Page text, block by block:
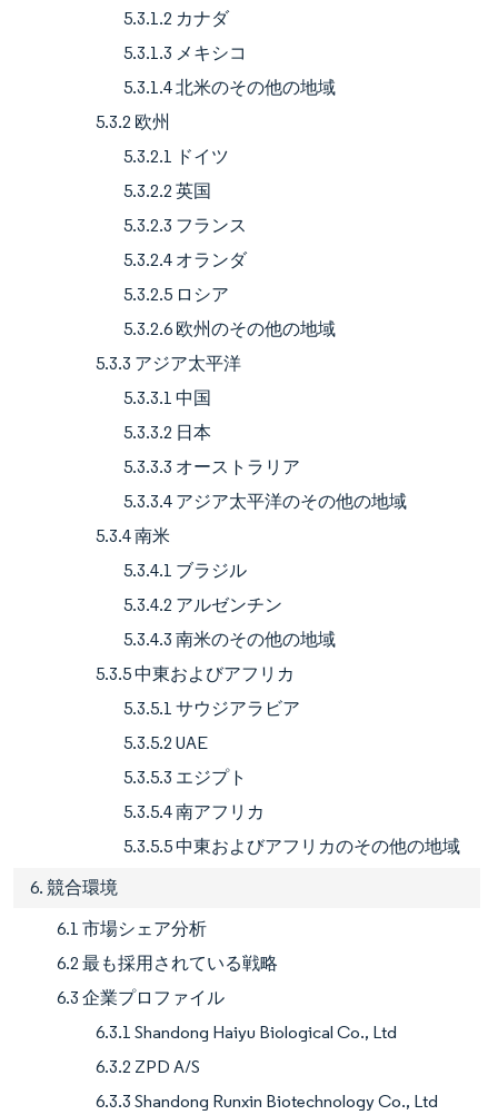
5.3.1.2 カナダ
5.3.1.3 メキシコ
5.3.1.4 北米のその他の地域
5.3.2 欧州
5.3.2.1 ドイツ
5.3.2.2 英国
5.3.2.3 フランス
5.3.2.4 オランダ
5.3.2.5 ロシア
5.3.2.6 欧州のその他の地域
5.3.3 アジア太平洋
5.3.3.1 中国
5.3.3.2 日本
5.3.3.3 オーストラリア
5.3.3.4 アジア太平洋のその他の地域
5.3.4 南米
5.3.4.1 ブラジル
5.3.4.2 アルゼンチン
5.3.4.3 南米のその他の地域
5.3.5 中東およびアフリカ
5.3.5.1 サウジアラビア
5.3.5.2 UAE
5.3.5.3 エジプト
5.3.5.4 南アフリカ
5.3.5.5 中東およびアフリカのその他の地域
6. 競合環境
6.1 市場シェア分析
6.2 最も採用されている戦略
6.3 企業プロファイル
6.3.1 Shandong Haiyu Biological Co., Ltd
6.3.2 ZPD A/S
6.3.3 Shandong Runxin Biotechnology Co., Ltd